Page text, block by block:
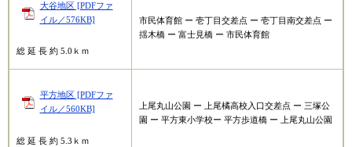
大谷地区 [PDFファ
イル／576KB]
総 延 長 約 5.0ｋｍ
市民体育館 ー 壱丁目交差点 ー 壱丁目南交差点 ー
揺木橋 ー 富士見橋 ー 市民体育館
平方地区 [PDFファ
イル／560KB]
総 延 長 約 5.3ｋｍ
上尾丸山公園 ー 上尾橘高校入口交差点 ー 三塚公
園 ー 平方東小学校ー 平方歩道橋 ー 上尾丸山公園